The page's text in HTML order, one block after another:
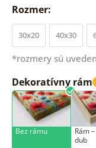
Rozmer:
30x20 40x30
*rozmery sú
Dekoratívny rám
Bez rámu
Rám
dub